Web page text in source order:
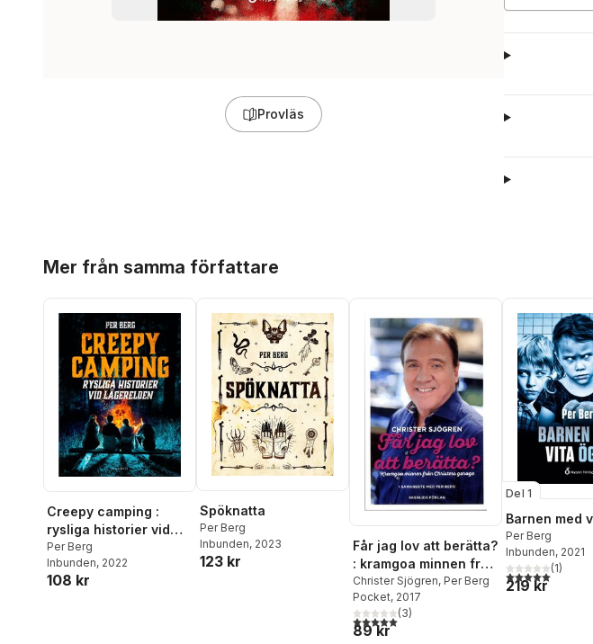
Provläs
Mer från samma författare
Creepy camping :
rysliga historier vid
lägerelden
Per Berg
Inbunden, 2022
108 kr
Spöknatta
Per Berg
Inbunden, 2023
123 kr
Får jag lov att berätta?
: kramgoa minnen från
Christers garage
Christer Sjögren, Per Berg
Pocket, 2017
5,0utav 5 stjärnor. Totalt antal röster:
(3)
89 kr
Del 1
Barnen med
Per Berg
Inbunden, 2021
5,0utav 5(1)
219 kr